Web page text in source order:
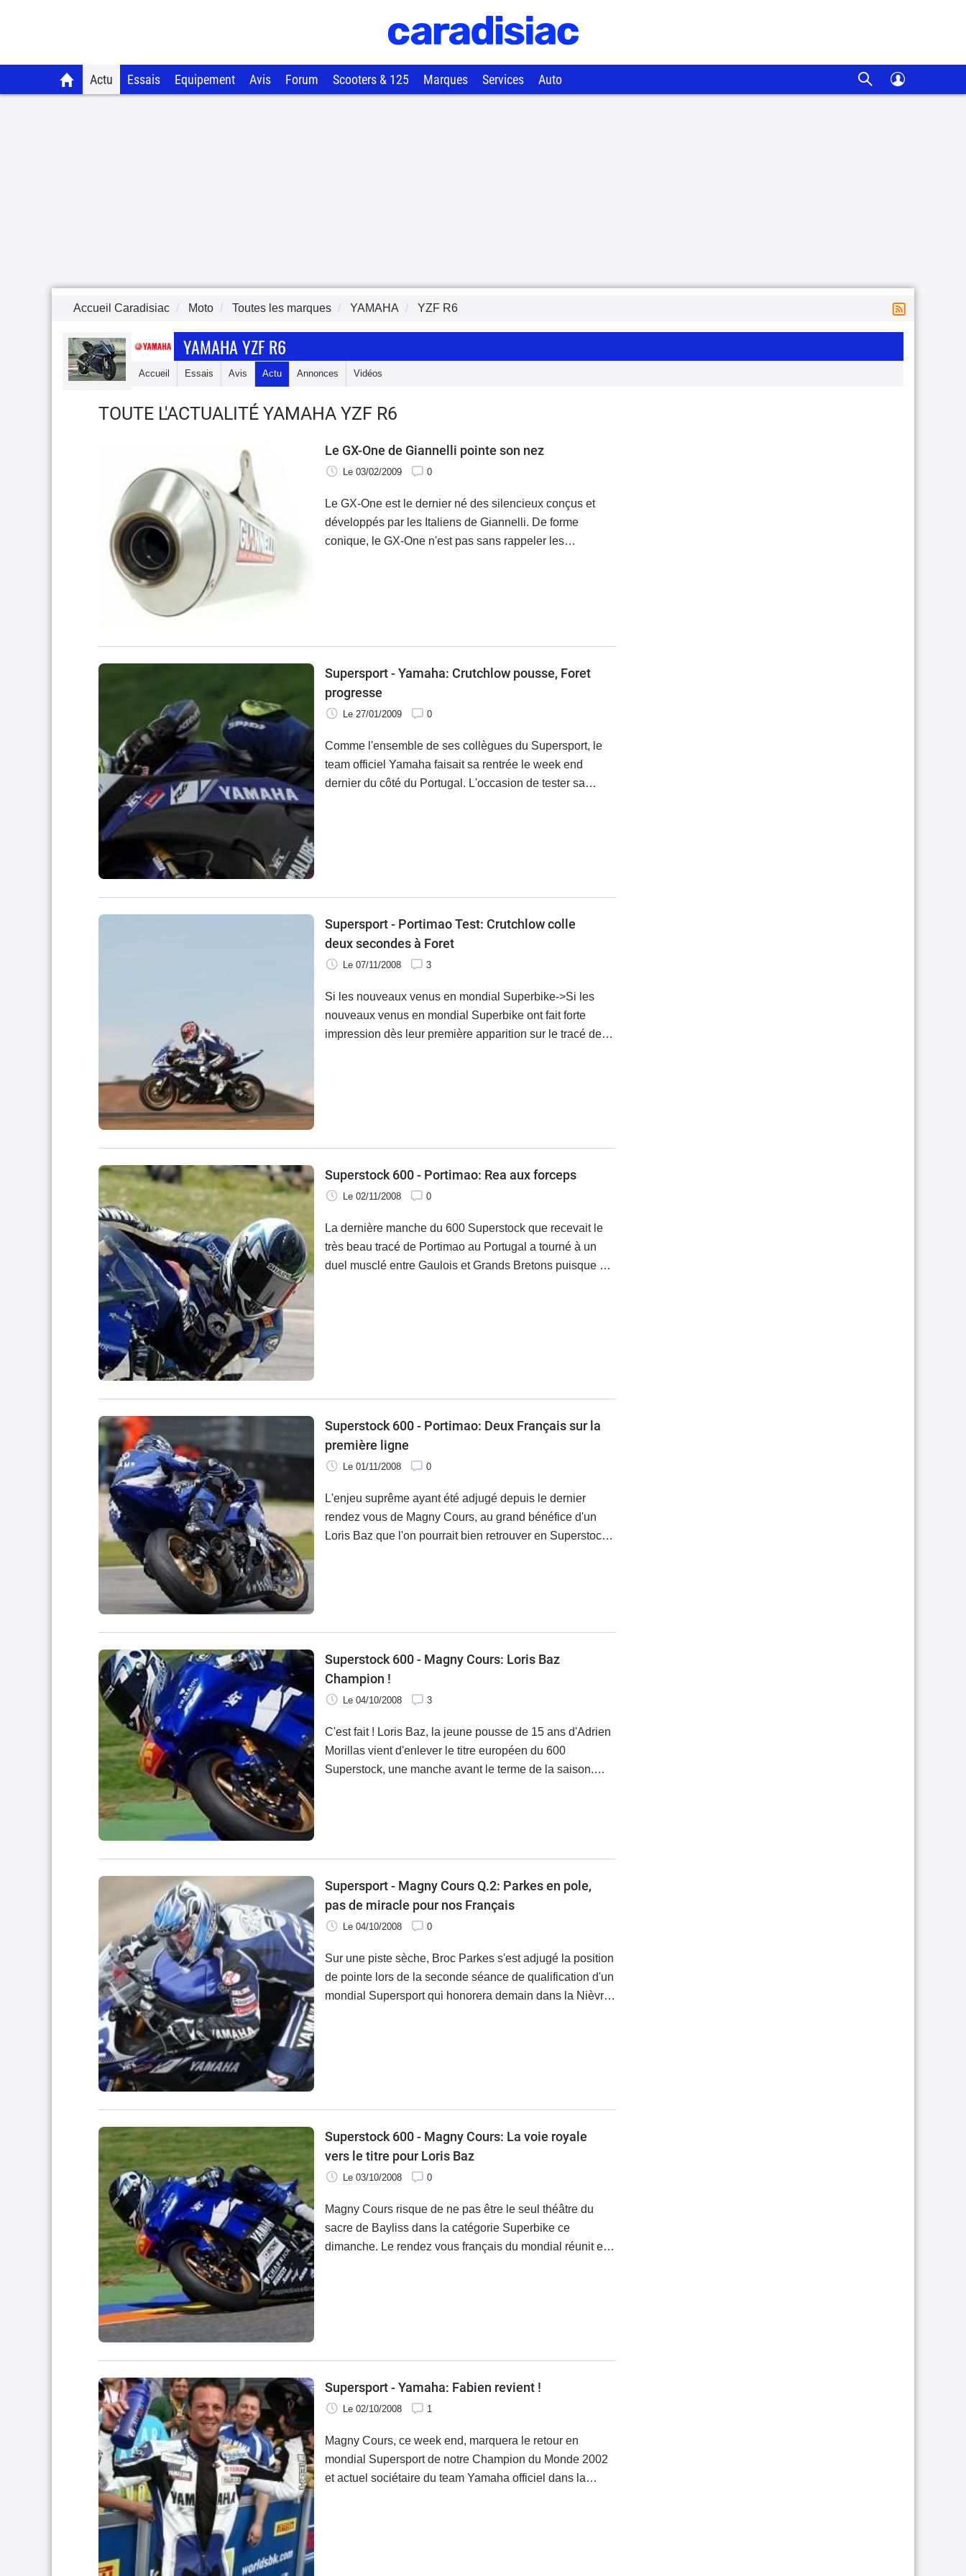
Actu Essais Equipement Avis Forum Scooters & 125 Marques Services Auto
Accueil Caradisiac Moto Toutes les marques YAMAHA YZF R6
YAMAHA YZF R6
Accueil Essais Avis Actu Annonces Vidéos
TOUTE L'ACTUALITÉ YAMAHA YZF R6
Le GX-One de Giannelli pointe son nez
Le 03/02/2009 0
Le GX-One est le dernier né des silencieux conçus et
développés par les Italiens de Giannelli. De forme
conique, le GX-One n'est pas sans rappeler les
Supersport - Yamaha: Crutchlow pousse, Foret
progresse
Le 27/01/2009 0
Comme l'ensemble de ses collègues du Supersport, le
team officiel Yamaha faisait sa rentrée le week end
dernier du côté du Portugal. L'occasion de tester sa
Supersport - Portimao Test: Crutchlow colle
deux secondes à Foret
Le 07/11/2008 3
Si les nouveaux venus en mondial Superbike->Si les
nouveaux venus en mondial Superbike ont fait forte
impression dès leur première apparition sur le tracé de
Superstock 600 - Portimao: Rea aux forceps
Le 02/11/2008 0
La dernière manche du 600 Superstock que recevait le
très beau tracé de Portimao au Portugal a tourné à un
duel musclé entre Gaulois et Grands Bretons puisque à
Superstock 600 - Portimao: Deux Français sur la
première ligne
Le 01/11/2008 0
L'enjeu suprême ayant été adjugé depuis le dernier
rendez vous de Magny Cours, au grand bénéfice d'un
Loris Baz que l'on pourrait bien retrouver en Superstock
Superstock 600 - Magny Cours: Loris Baz
Champion !
Le 04/10/2008 3
C'est fait ! Loris Baz, la jeune pousse de 15 ans d'Adrien
Morillas vient d'enlever le titre européen du 600
Superstock, une manche avant le terme de la saison.
Supersport - Magny Cours Q.2: Parkes en pole,
pas de miracle pour nos Français
Le 04/10/2008 0
Sur une piste sèche, Broc Parkes s'est adjugé la position
de pointe lors de la seconde séance de qualification d'un
mondial Supersport qui honorera demain dans la Nièvre
Superstock 600 - Magny Cours: La voie royale
vers le titre pour Loris Baz
Le 03/10/2008 0
Magny Cours risque de ne pas être le seul théâtre du
sacre de Bayliss dans la catégorie Superbike ce
dimanche. Le rendez vous français du mondial réunit en
Supersport - Yamaha: Fabien revient !
Le 02/10/2008 1
Magny Cours, ce week end, marquera le retour en
mondial Supersport de notre Champion du Monde 2002
et actuel sociétaire du team Yamaha officiel dans la